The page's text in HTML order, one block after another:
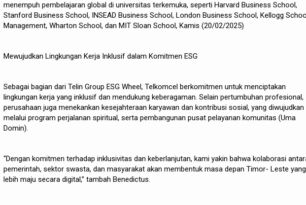
menempuh pembelajaran global di universitas terkemuka, seperti Harvard Business School,
Stanford Business School, INSEAD Business School, London Business School, Kellogg
Management, Wharton School, dan MIT Sloan School, Kamis (20/02/2025)
Mewujudkan Lingkungan Kerja Inklusif dalam Komitmen ESG
Sebagai bagian dari Telin Group ESG Wheel, Telkomcel berkomitmen untuk menciptakan
lingkungan kerja yang inklusif dan mendukung keberagaman. Selain pertumbuhan profesional,
perusahaan juga menekankan kesejahteraan karyawan dan kontribusi sosial, yang diwujudkan
melalui program perjalanan spiritual, serta pembangunan pusat pelayanan komunitas (Uma
Domin).
“Dengan komitmen terhadap inklusivitas dan keberlanjutan, kami yakin bahwa kolaborasi
pemerintah, sektor swasta, dan masyarakat akan membentuk masa depan Timor- Leste yang
lebih maju secara digital,” tambah Benedictus.